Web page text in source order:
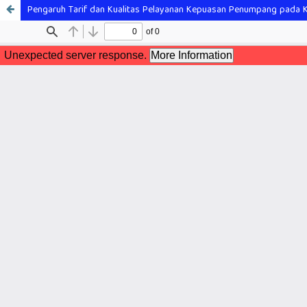
Pengaruh Tarif dan Kualitas Pelayanan Kepuasan Penumpang pada